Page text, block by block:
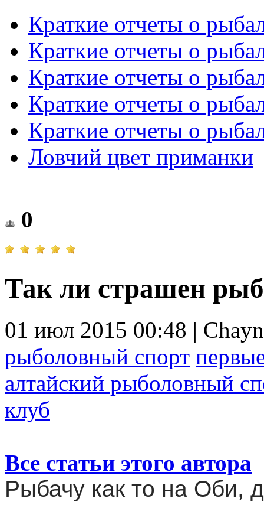
Краткие отчеты о
Краткие отчеты о
Краткие отчеты о
Краткие отчеты о
Краткие отчеты о
Ловчий цвет приманки
0
Так ли страшен
01 июл 2015 00:48 |
рыболовный спорт
алтайский рыболовный
клуб
Все статьи этого автора
Рыбачу как то на Оби,